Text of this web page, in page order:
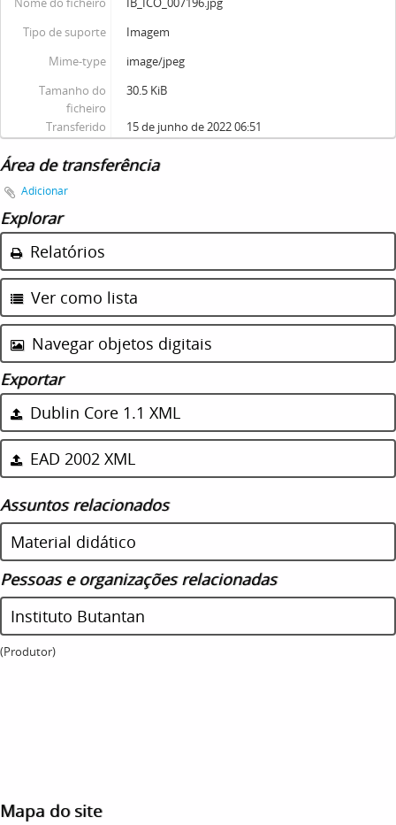
Tipo de suporte
Imagem
Mime-type
image/jpeg
Tamanho do
ficheiro
30.5 KiB
Transferido 15 de junho de 2022 06:51
Área de transferência
Adicionar
Explorar
Relatórios
Ver como lista
Navegar objetos digitais
Exportar
Dublin Core 1.1 XML
EAD 2002 XML
Assuntos relacionados
Material didático
Pessoas e organizações relacionadas
Instituto Butantan
(Produtor)
Mapa do site